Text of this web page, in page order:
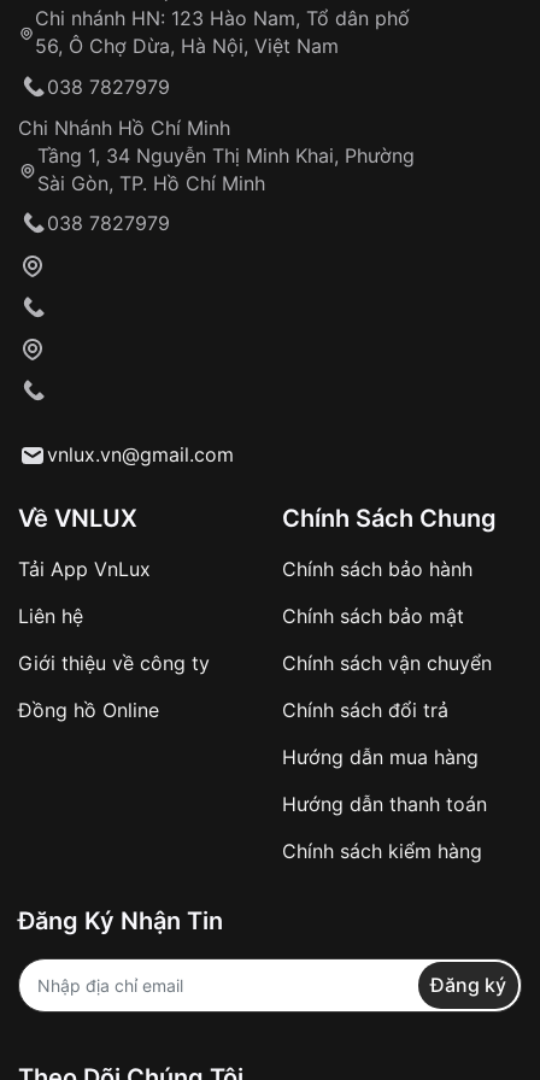
Từ khóa SEO:
Khách hàng kiểm tra và thanh toán trực tiếp
Từ khóa SEO:
sản phẩm đặc biệt
hàng
Số tiền còn lại thanh toán khi nhận hàng hoặc
✔️ Đảm bảo xử lý đơn hàng nhanh chóng
✔️ Hạn chế tình trạng hủy đơn không mong
Từ khóa SEO:
Khách hàng được
Đảm bảo quyền lợi khách hàng
Đồng hành cùng khách hàng trong suốt quá
trình sử dụng
Chi nhánh HN: 123 Hào Nam, Tổ dân phố
56, Ô Chợ Dừa, Hà Nội, Việt Nam
038 7827979
Chi Nhánh Hồ Chí Minh
Tầng 1, 34 Nguyễn Thị Minh Khai, Phường
Sài Gòn, TP. Hồ Chí Minh
038 7827979
vnlux.vn@gmail.com
Về VNLUX
Tải App VnLux
Liên hệ
Giới thiệu về công ty
Đồng hồ Online
Chính Sách Chung
Chính sách bảo hành
Chính sách bảo mật
Chính sách vận chuyển
Chính sách đổi trả
Hướng dẫn mua hàng
Hướng dẫn thanh toán
Chính sách kiểm hàng
Đăng Ký Nhận Tin
Đăng ký